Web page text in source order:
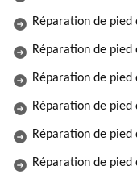
Réparation de
Réparation de
Réparation de pied
Réparation de
Réparation de pied
Réparation de